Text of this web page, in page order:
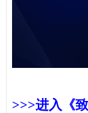
>>>进入《